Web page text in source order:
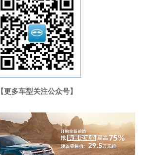
【更多车型关注公众号】